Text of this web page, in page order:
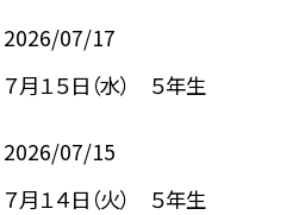
2026/07/17
７月１５日（水） ５年生
2026/07/15
７月１４日（火） ５年生